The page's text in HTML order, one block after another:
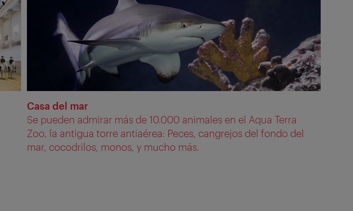
Casa del mar
Se pueden admirar más de 10.000 animales en el Aqua Terra
Zoo, la antigua torre antiaérea: Peces, cangrejos del fondo del
mar, cocodrilos, monos, y mucho más.